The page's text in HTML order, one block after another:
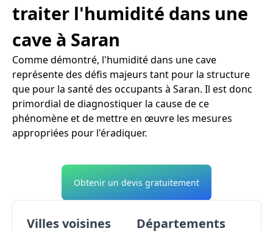
traiter l'humidité dans une
cave à Saran
Comme démontré, l'humidité dans une cave
représente des défis majeurs tant pour la structure
que pour la santé des occupants à Saran. Il est donc
primordial de diagnostiquer la cause de ce
phénomène et de mettre en œuvre les mesures
appropriées pour l'éradiquer.
Obtenir un devis gratuitement
Villes voisines Départements